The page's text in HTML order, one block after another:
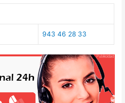
943 46 28 33